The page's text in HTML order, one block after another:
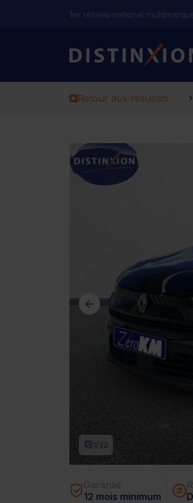
1er réseau national
Retour aux résultats
1/32
12 mois minimum